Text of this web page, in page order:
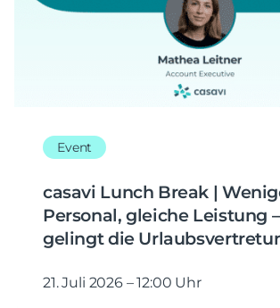
Event
casavi Lunch Break |
Personal, gleiche Leistung
gelingt die
21. Juli 2026 – 12:00 Uhr